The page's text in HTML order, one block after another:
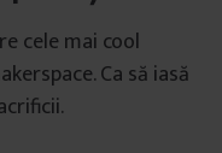
cele mai cool
Ca să iasă